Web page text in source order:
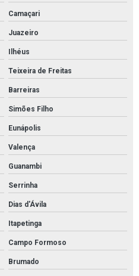
Camaçari
Juazeiro
Ilhéus
Teixeira de Freitas
Barreiras
Simões Filho
Eunápolis
Valença
Guanambi
Serrinha
Dias d'Ávila
Itapetinga
Campo Formoso
Brumado